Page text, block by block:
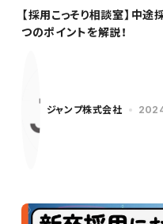
【採用こっそり相談室】中
つのポイントを解説！
ジャンプ株式会社